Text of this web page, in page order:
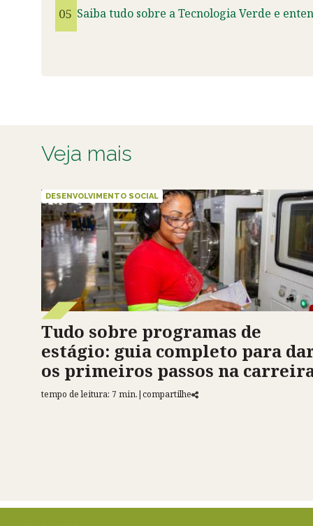
05 Saiba tudo sobre a Tecnologia Verde e
Veja mais
DESENVOLVIMENTO SOCIAL
Tudo sobre programas de
estágio: guia completo para
os primeiros passos na
tempo de leitura: 7 min.|compartilhe